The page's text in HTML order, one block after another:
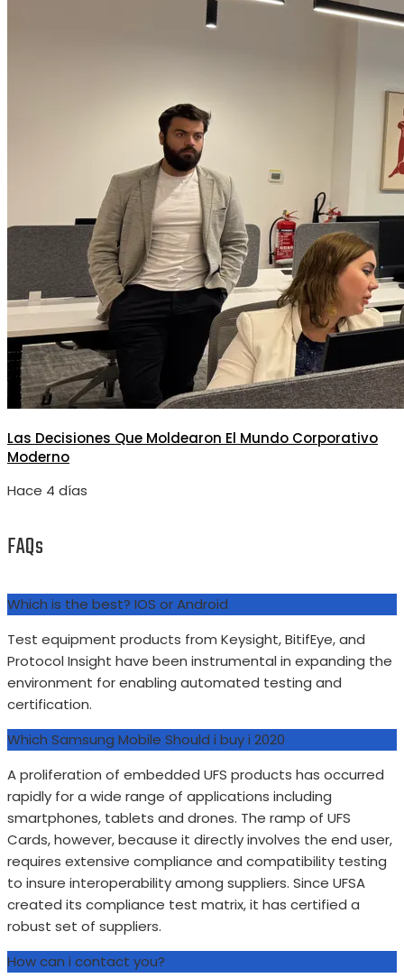
Las Decisiones Que Moldearon El Mundo Corporativo
Moderno
Hace 4 días
FAQs
Which is the best? IOS or Android
Test equipment products from Keysight, BitifEye, and
Protocol Insight have been instrumental in expanding the
environment for enabling automated testing and
certification.
Which Samsung Mobile Should i buy i 2020
A proliferation of embedded UFS products has occurred
rapidly for a wide range of applications including
smartphones, tablets and drones. The ramp of UFS
Cards, however, because it directly involves the end user,
requires extensive compliance and compatibility testing
to insure interoperability among suppliers. Since UFSA
created its compliance test matrix, it has certified a
robust set of suppliers.
How can i contact you?